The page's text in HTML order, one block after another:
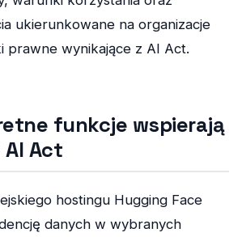
ukierunkowane na organizacje
prawne wynikające z AI Act.
funkcje wspierają
AI Act
hostingu Hugging Face
danych w wybranych